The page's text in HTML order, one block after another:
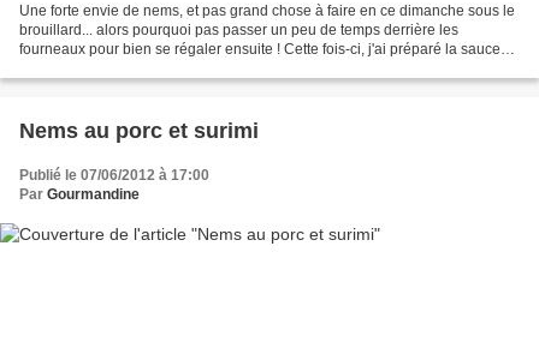
Une forte envie de nems, et pas grand chose à faire en ce dimanche sous le
brouillard... alors pourquoi pas passer un peu de temps derrière les
fourneaux pour bien se régaler ensuite ! Cette fois-ci, j'ai préparé la sauce
Nems au porc et surimi
Publié le 07/06/2012 à 17:00
Par Gourmandine